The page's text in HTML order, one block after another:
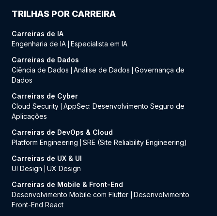
TRILHAS POR CARREIRA
Carreiras de IA
Engenharia de IA Especialista em IA
Carreiras de Dados
Ciência de Dados
Análise de Dados
Governança de
Dados
Carreiras de Cyber
Cloud Security AppSec: Desenvolvimento Seguro de
Aplicações
Carreiras de DevOps & Cloud
Platform Engineering
SRE (Site Reliability Engineering)
Carreiras de UX & UI
UI Design
UX Design
Carreiras de Mobile & Front-End
Desenvolvimento Mobile com Flutter
Desenvolvimento
Front-End React